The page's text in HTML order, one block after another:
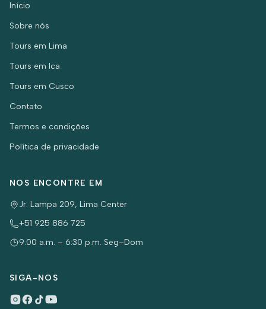
Início
Sobre nós
Tours em Lima
Tours em Ica
Tours em Cusco
Contato
Termos e condições
Política de privacidade
NOS ENCONTRE EM
Jr. Lampa 209, Lima Center
+51 925 886 725
9:00 a.m. – 6:30 p.m. Seg–Dom
SIGA-NOS